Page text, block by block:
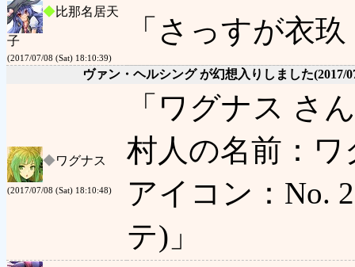
◆比那名居天
子
(2017/07/08 (Sat) 18:10:39)
「さっすが衣
ヴァン・ヘルシング が幻想入りしました(2017/
◆ワグナス
(2017/07/08 (Sat) 18:10:48)
「ワグナス さ
村人の名前：
アイコン：No.
テ)」